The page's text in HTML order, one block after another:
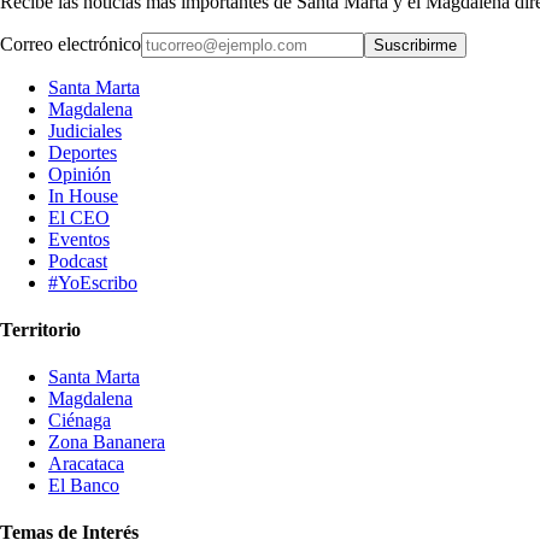
Correo electrónico Suscribirme
Santa Marta
Magdalena
Judiciales
Deportes
Opinión
In House
El CEO
Eventos
Podcast
#YoEscribo
Territorio
Santa Marta
Magdalena
Ciénaga
Zona Bananera
Aracataca
El Banco
Temas de Interés